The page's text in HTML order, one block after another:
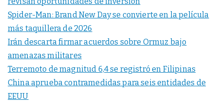
Spider-Man: Brand New Day se convierte en la película
más taquillera de 2026
Irán descarta firmar acuerdos sobre Ormuz bajo
amenazas militares
Terremoto de magnitud 6,4 se registró en Filipinas
China aprueba contramedidas para seis entidades de
EEUU